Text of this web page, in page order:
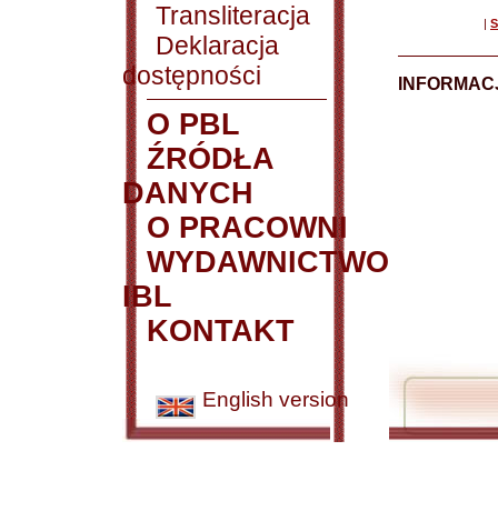
Transliteracja
Deklaracja
dostępności
O PBL
ŹRÓDŁA
DANYCH
O PRACOWNI
WYDAWNICTWO
IBL
KONTAKT
English version
|